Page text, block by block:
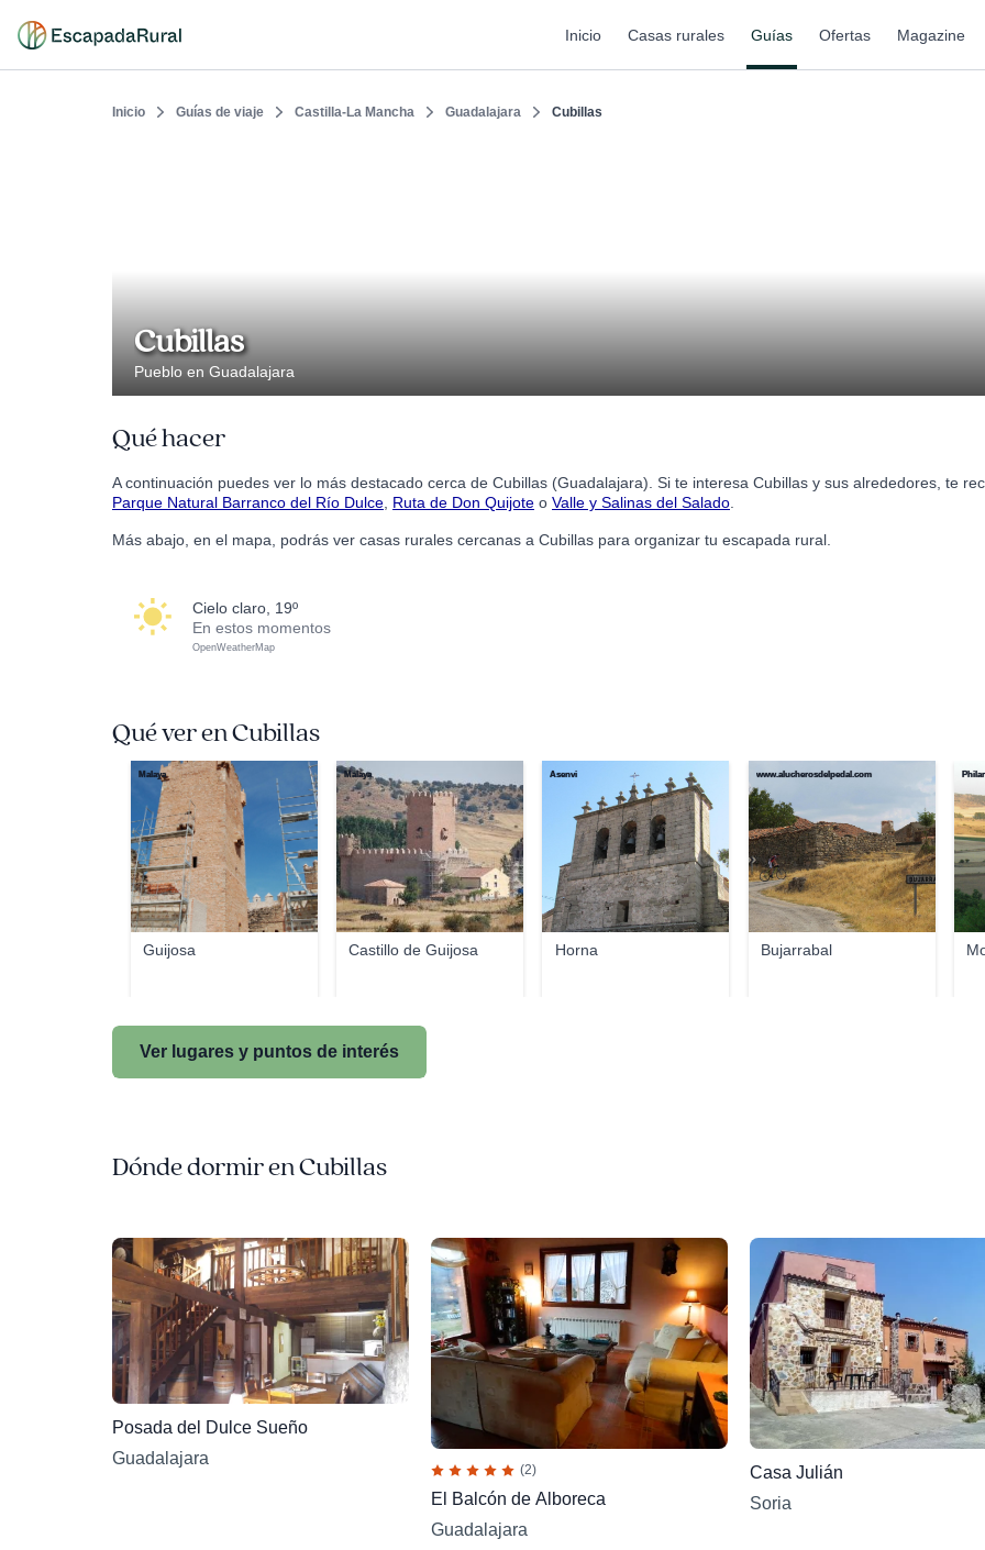
Inicio Casas rurales Guías Ofertas Magazine
Inicio Guías de viaje Castilla-La Mancha Guadalajara Cubillas
Cubillas
Pueblo en Guadalajara
Qué hacer
A continuación puedes ver lo más destacado cerca de Cubillas (Guadalajara). Si te interesa Cubillas y sus alrededores, te
Parque Natural Barranco del Río Dulce Ruta de Don Quijote o Valle y Salinas del Salado
Más abajo, en el mapa, podrás ver casas rurales cercanas a Cubillas para organizar tu escapada rural.
cielo claro, 19º
En estos momentos
OpenWeatherMap
Qué ver en Cubillas
Guijosa
Malaya
Castillo de Guijosa
Malaya
Horna
Asenvi
Bujarrabal
www.alucherosdelpedal.com Philar
Ver lugares y puntos de interés
Dónde dormir en Cubillas
Posada del Dulce Sueño
Guadalajara
(2)
El Balcón de Alboreca
Guadalajara
Casa Julián
Soria